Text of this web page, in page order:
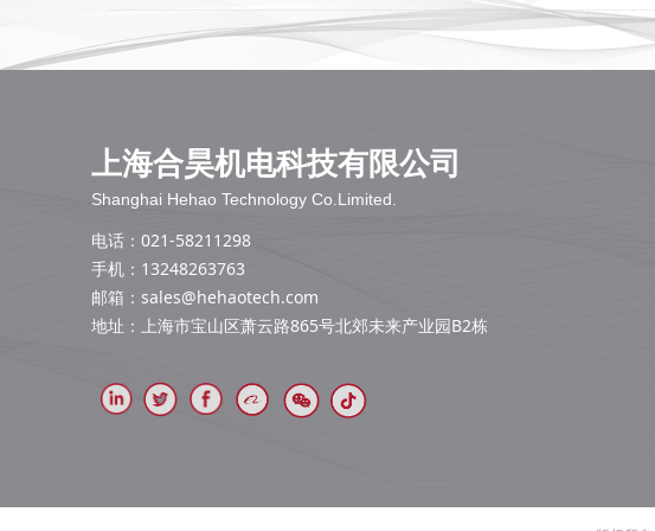
上海合昊机电科技有限公司
Shanghai Hehao Technology Co.Limited.
电话：021-58211298
手机：13248263763
邮箱： sales@hehaotech.com
地址：上海市宝山区萧云路865号北郊未来产业园B2栋